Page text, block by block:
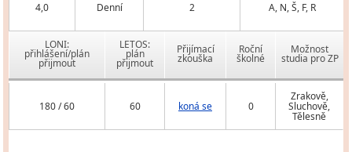
4,0 Denní 2 A, N, Š, F, R
LONI:
přihlášení/plán
přijmout
LETOS:
plán
přijmout
Přijímací
zkouška
Roční
školné
Možnost
studia pro ZP
180 / 60 60 koná se 0
Zrakově,
Sluchově,
Tělesně